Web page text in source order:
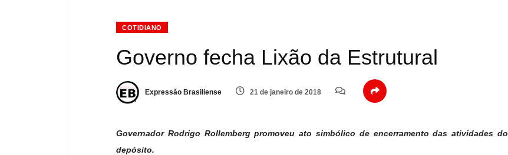
COTIDIANO
Governo fecha Lixão da Estrutural
Expressão Brasiliense 21 de janeiro de 2018
Governador Rodrigo Rollemberg promoveu ato simbólico de encerramento das atividades do
depósito.